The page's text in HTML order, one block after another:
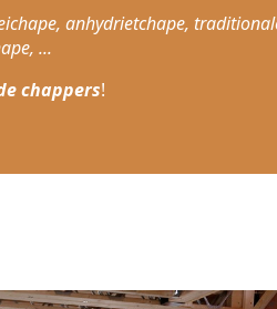
anhydrietchape,
...
chappers!